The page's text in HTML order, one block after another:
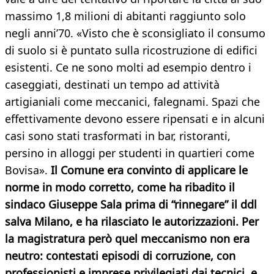
massimo 1,8 milioni di abitanti raggiunto solo
negli anni’70. «Visto che è sconsigliato il consumo
di suolo si è puntato sulla ricostruzione di edifici
esistenti. Ce ne sono molti ad esempio dentro i
caseggiati, destinati un tempo ad attività
artigianiali come meccanici, falegnami. Spazi che
effettivamente devono essere ripensati e in alcuni
casi sono stati trasformati in bar, ristoranti,
persino in alloggi per studenti in quartieri come
Bovisa». Il Comune era convinto di applicare le
norme in modo corretto, come ha ribadito il
sindaco Giuseppe Sala prima di “rinnegare” il ddl
salva Milano, e ha rilasciato le autorizzazioni. Per
la magistratura però quel meccanismo non era
neutro: contestati episodi di corruzione, con